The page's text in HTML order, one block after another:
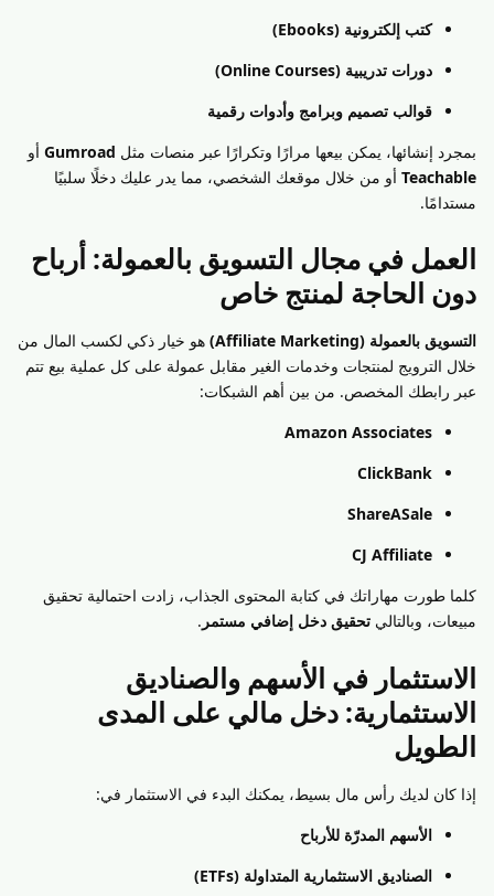
كتب إلكترونية (Ebooks)
دورات تدريبية (Online Courses)
قوالب تصميم وبرامج وأدوات رقمية
بمجرد إنشائها، يمكن بيعها مرارًا وتكرارًا عبر منصات مثل Gumroad أو
Teachable أو من خلال موقعك الشخصي، مما يدر عليك دخلًا سلبيًا
مستدامًا.
العمل في مجال التسويق بالعمولة: أرباح
دون الحاجة لمنتج خاص
التسويق بالعمولة (Affiliate Marketing)
هو خيار ذكي لكسب المال من
خلال الترويج لمنتجات وخدمات الغير مقابل عمولة على كل عملية بيع تتم
عبر رابطك المخصص. من بين أهم الشبكات:
Amazon Associates
ClickBank
ShareASale
CJ Affiliate
كلما طورت مهاراتك في كتابة المحتوى الجذاب، زادت احتمالية تحقيق
مبيعات، وبالتالي تحقيق دخل إضافي مستمر .
الاستثمار في الأسهم والصناديق
الاستثمارية: دخل مالي على المدى
الطويل
إذا كان لديك رأس مال بسيط، يمكنك البدء في الاستثمار في:
الأسهم المدرّة للأرباح
الصناديق الاستثمارية المتداولة (ETFs)